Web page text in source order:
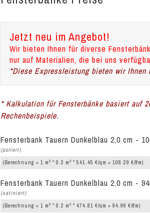
Jetzt neu im Angebot!
Wir bieten Ihnen für diverse
nur auf Materialien, die bei uns
*Diese Expressleistung bieten wir
* Kalkulation für Fensterbänke basiert auf
Rechenbeispiele.
Fensterbank Tauern Dunkelblau 2,0 cm -
(poliert)
(Berechnung = 1 m 2 * 0.2 m 2 * 541.45 €/qm = 108.29 €/lfm)
Fensterbank Tauern Dunkelblau 2,0 cm -
(satiniert)
(Berechnung = 1 m 2 * 0.2 m 2 * 474.81 €/qm = 94.96 €/lfm)